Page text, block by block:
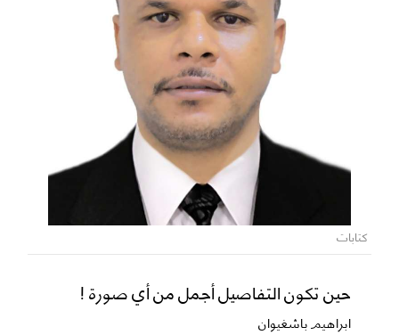
كتابات
حين تكون التفاصيل أجمل من أي صورة !
ابراهيم باشغيوان